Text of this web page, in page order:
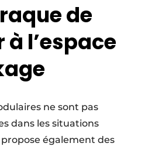
de
l’espace
ne sont pas
dans les situations
également des